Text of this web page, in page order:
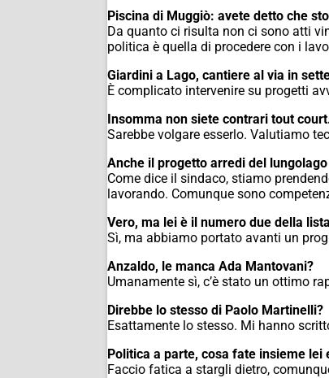
Piscina di Muggiò: avete detto che
Da quanto ci risulta non ci sono atti
politica è quella di procedere con i
Giardini a Lago, cantiere al via in
È complicato intervenire su progetti
Insomma non siete contrari tout
Sarebbe volgare esserlo. Valutiamo
Anche il progetto arredi del
Come dice il sindaco, stiamo
lavorando. Comunque sono
Vero, ma lei è il numero due della
Sì, ma abbiamo portato avanti un
Anzaldo, le manca Ada Mantovani?
Umanamente sì, c’è stato un ottimo
Direbbe lo stesso di Paolo Martinelli?
Esattamente lo stesso. Mi hanno
Politica a parte, cosa fate insieme lei
Faccio fatica a stargli dietro,